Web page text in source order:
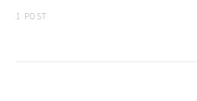
1 POST